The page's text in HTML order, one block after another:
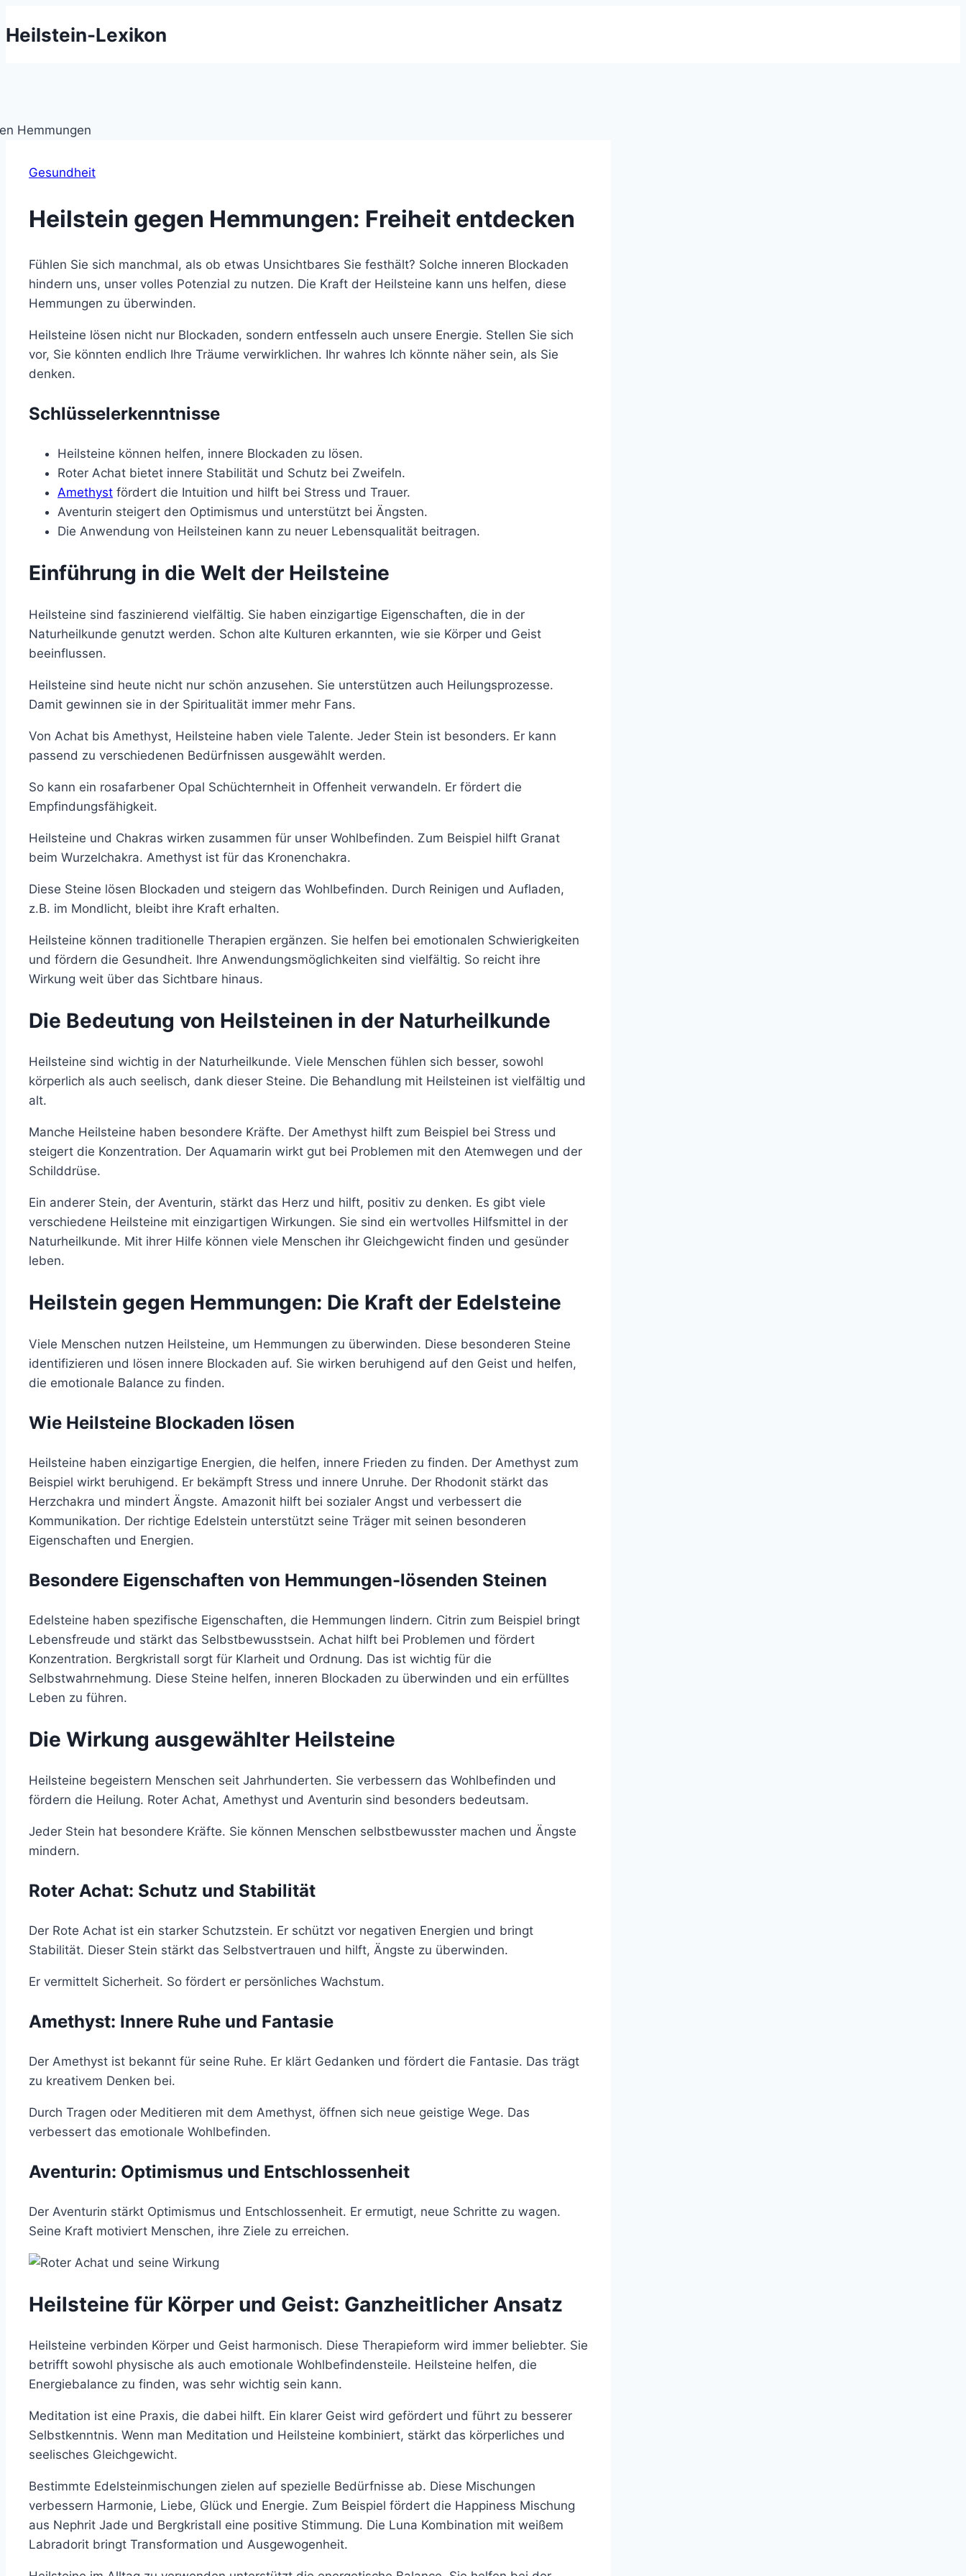
Inhalt
Heilstein-Lexikon
Gesundheit
Heilstein gegen Hemmungen: Freiheit entdecken
Fühlen Sie sich manchmal, als ob etwas Unsichtbares Sie festhält? Solche inneren Blockaden
hindern uns, unser volles Potenzial zu nutzen. Die Kraft der Heilsteine kann uns helfen, diese
Hemmungen zu überwinden.
Heilsteine lösen nicht nur Blockaden, sondern entfesseln auch unsere Energie. Stellen Sie sich
vor, Sie könnten endlich Ihre Träume verwirklichen. Ihr wahres Ich könnte näher sein, als Sie
denken.
Schlüsselerkenntnisse
Heilsteine können helfen, innere Blockaden zu lösen.
Roter Achat bietet innere Stabilität und Schutz bei Zweifeln.
Amethyst fördert die Intuition und hilft bei Stress und Trauer.
Aventurin steigert den Optimismus und unterstützt bei Ängsten.
Die Anwendung von Heilsteinen kann zu neuer Lebensqualität beitragen.
Einführung in die Welt der Heilsteine
Heilsteine sind faszinierend vielfältig. Sie haben einzigartige Eigenschaften, die in der
Naturheilkunde genutzt werden. Schon alte Kulturen erkannten, wie sie Körper und Geist
beeinflussen.
Heilsteine sind heute nicht nur schön anzusehen. Sie unterstützen auch Heilungsprozesse.
Damit gewinnen sie in der Spiritualität immer mehr Fans.
Von Achat bis Amethyst, Heilsteine haben viele Talente. Jeder Stein ist besonders. Er kann
passend zu verschiedenen Bedürfnissen ausgewählt werden.
So kann ein rosafarbener Opal Schüchternheit in Offenheit verwandeln. Er fördert die
Empfindungsfähigkeit.
Heilsteine und Chakras wirken zusammen für unser Wohlbefinden. Zum Beispiel hilft Granat
beim Wurzelchakra. Amethyst ist für das Kronenchakra.
Diese Steine lösen Blockaden und steigern das Wohlbefinden. Durch Reinigen und Aufladen,
z.B. im Mondlicht, bleibt ihre Kraft erhalten.
Heilsteine können traditionelle Therapien ergänzen. Sie helfen bei emotionalen Schwierigkeiten
und fördern die Gesundheit. Ihre Anwendungsmöglichkeiten sind vielfältig. So reicht ihre
Wirkung weit über das Sichtbare hinaus.
Die Bedeutung von Heilsteinen in der Naturheilkunde
Heilsteine sind wichtig in der Naturheilkunde. Viele Menschen fühlen sich besser, sowohl
körperlich als auch seelisch, dank dieser Steine. Die Behandlung mit Heilsteinen ist vielfältig und
alt.
Manche Heilsteine haben besondere Kräfte. Der Amethyst hilft zum Beispiel bei Stress und
steigert die Konzentration. Der Aquamarin wirkt gut bei Problemen mit den Atemwegen und der
Schilddrüse.
Ein anderer Stein, der Aventurin, stärkt das Herz und hilft, positiv zu denken. Es gibt viele
verschiedene Heilsteine mit einzigartigen Wirkungen. Sie sind ein wertvolles Hilfsmittel in der
Naturheilkunde. Mit ihrer Hilfe können viele Menschen ihr Gleichgewicht finden und gesünder
leben.
Heilstein gegen Hemmungen: Die Kraft der Edelsteine
Viele Menschen nutzen Heilsteine, um Hemmungen zu überwinden. Diese besonderen Steine
identifizieren und lösen innere Blockaden auf. Sie wirken beruhigend auf den Geist und helfen,
die emotionale Balance zu finden.
Wie Heilsteine Blockaden lösen
Heilsteine haben einzigartige Energien, die helfen, innere Frieden zu finden. Der Amethyst zum
Beispiel wirkt beruhigend. Er bekämpft Stress und innere Unruhe. Der Rhodonit stärkt das
Herzchakra und mindert Ängste. Amazonit hilft bei sozialer Angst und verbessert die
Kommunikation. Der richtige Edelstein unterstützt seine Träger mit seinen besonderen
Eigenschaften und Energien.
Besondere Eigenschaften von Hemmungen-lösenden Steinen
Edelsteine haben spezifische Eigenschaften, die Hemmungen lindern. Citrin zum Beispiel bringt
Lebensfreude und stärkt das Selbstbewusstsein. Achat hilft bei Problemen und fördert
Konzentration. Bergkristall sorgt für Klarheit und Ordnung. Das ist wichtig für die
Selbstwahrnehmung. Diese Steine helfen, inneren Blockaden zu überwinden und ein erfülltes
Leben zu führen.
Die Wirkung ausgewählter Heilsteine
Heilsteine begeistern Menschen seit Jahrhunderten. Sie verbessern das Wohlbefinden und
fördern die Heilung. Roter Achat, Amethyst und Aventurin sind besonders bedeutsam.
Jeder Stein hat besondere Kräfte. Sie können Menschen selbstbewusster machen und Ängste
mindern.
Roter Achat: Schutz und Stabilität
Der Rote Achat ist ein starker Schutzstein. Er schützt vor negativen Energien und bringt
Stabilität. Dieser Stein stärkt das Selbstvertrauen und hilft, Ängste zu überwinden.
Er vermittelt Sicherheit. So fördert er persönliches Wachstum.
Amethyst: Innere Ruhe und Fantasie
Der Amethyst ist bekannt für seine Ruhe. Er klärt Gedanken und fördert die Fantasie. Das trägt
zu kreativem Denken bei.
Durch Tragen oder Meditieren mit dem Amethyst, öffnen sich neue geistige Wege. Das
verbessert das emotionale Wohlbefinden.
Aventurin: Optimismus und Entschlossenheit
Der Aventurin stärkt Optimismus und Entschlossenheit. Er ermutigt, neue Schritte zu wagen.
Seine Kraft motiviert Menschen, ihre Ziele zu erreichen.
Heilsteine für Körper und Geist: Ganzheitlicher Ansatz
Heilsteine verbinden Körper und Geist harmonisch. Diese Therapieform wird immer beliebter. Sie
betrifft sowohl physische als auch emotionale Wohlbefindensteile. Heilsteine helfen, die
Energiebalance zu finden, was sehr wichtig sein kann.
Meditation ist eine Praxis, die dabei hilft. Ein klarer Geist wird gefördert und führt zu besserer
Selbstkenntnis. Wenn man Meditation und Heilsteine kombiniert, stärkt das körperliches und
seelisches Gleichgewicht.
Bestimmte Edelsteinmischungen zielen auf spezielle Bedürfnisse ab. Diese Mischungen
verbessern Harmonie, Liebe, Glück und Energie. Zum Beispiel fördert die Happiness Mischung
aus Nephrit Jade und Bergkristall eine positive Stimmung. Die Luna Kombination mit weißem
Labradorit bringt Transformation und Ausgewogenheit.